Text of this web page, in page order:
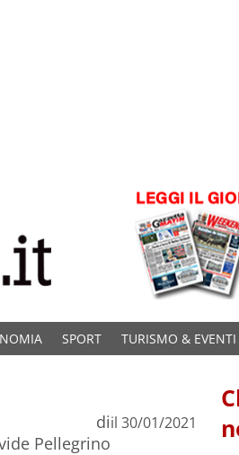
SPORT TURISMO & EVENTI
di
Pellegrino
il 30/01/2021